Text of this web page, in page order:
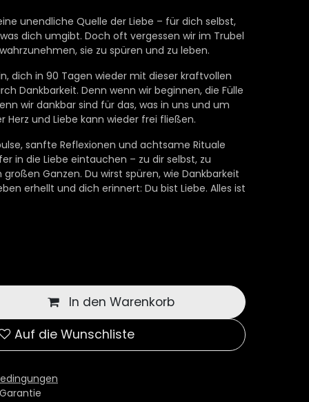
unendliche Quelle der Liebe – für dich selbst,
dich umgibt. Doch oft vergessen wir im Trubel
sie zu spüren und zu leben.
dich in 90 Tagen wieder mit dieser kraftvollen
Dankbarkeit. Denn wenn wir beginnen, die Fülle
wir dankbar sind für das, was in uns und um
Herz und Liebe kann wieder frei fließen.
sanfte Reflexionen und achtsame Rituale
in die Liebe eintauchen – zu dir selbst, zu
Ganzen. Du wirst spüren, wie Dankbarkeit
erhellt und dich erinnert: Du bist Liebe. Alles ist
In den Warenkorb
Auf die Wunschliste